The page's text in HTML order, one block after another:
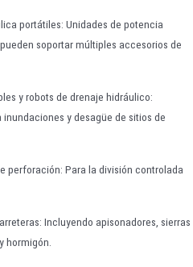
portátiles: Unidades de potencia
soportar múltiples accesorios de
y robots de drenaje hidráulico:
y desagüe de sitios de
perforación: Para la división controlada
Incluyendo apisonadores, sierras
hormigón.